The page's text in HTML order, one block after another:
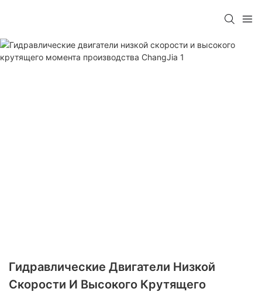
Гидравлические Двигатели Низкой
Скорости И Высокого Крутящего